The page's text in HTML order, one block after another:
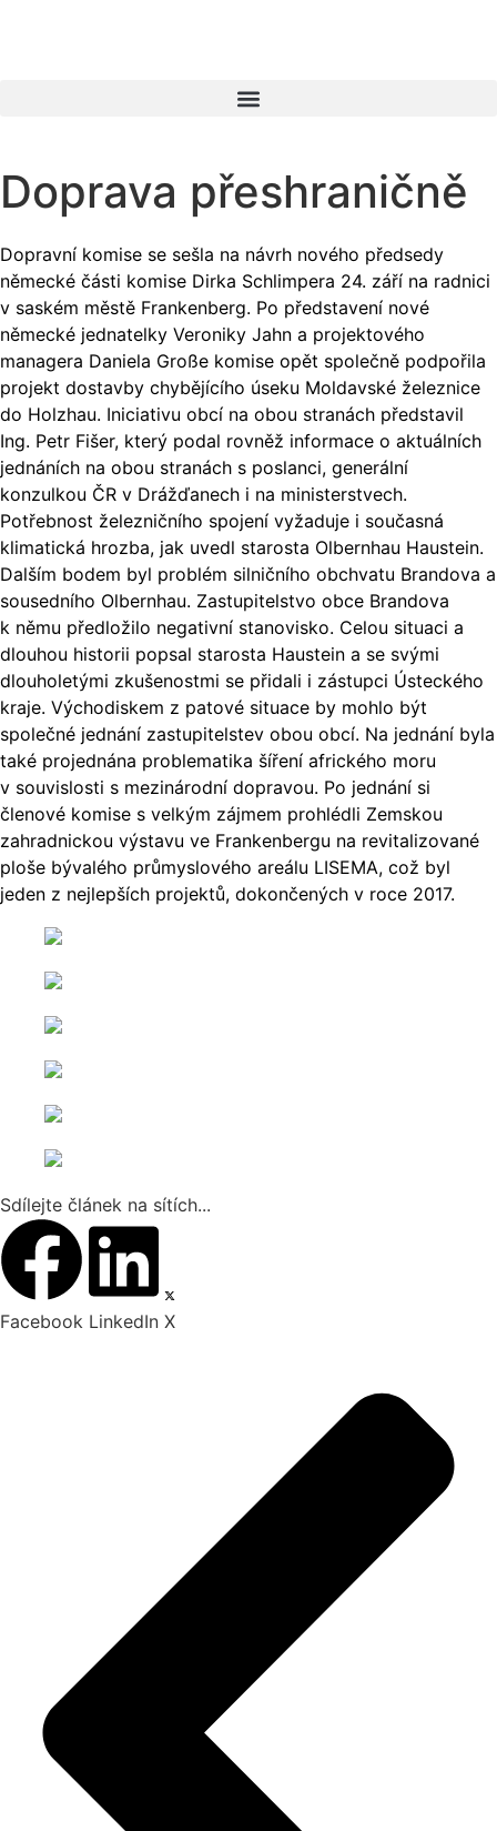
Doprava přeshraničně
Dopravní komise se sešla na návrh nového předsedy
německé části komise Dirka Schlimpera 24. září na radnici
v saském městě Frankenberg. Po představení nové
německé jednatelky Veroniky Jahn a projektového
managera Daniela Große komise opět společně podpořila
projekt dostavby chybějícího úseku Moldavské železnice
do Holzhau. Iniciativu obcí na obou stranách představil
Ing. Petr Fišer, který podal rovněž informace o aktuálních
jednáních na obou stranách s poslanci, generální
konzulkou ČR v Drážďanech i na ministerstvech.
Potřebnost železničního spojení vyžaduje i současná
klimatická hrozba, jak uvedl starosta Olbernhau Haustein.
Dalším bodem byl problém silničního obchvatu Brandova a
sousedního Olbernhau. Zastupitelstvo obce Brandova
k němu předložilo negativní stanovisko. Celou situaci a
dlouhou historii popsal starosta Haustein a se svými
dlouholetými zkušenostmi se přidali i zástupci Ústeckého
kraje. Východiskem z patové situace by mohlo být
společné jednání zastupitelstev obou obcí. Na jednání byla
také projednána problematika šíření afrického moru
v souvislosti s mezinárodní dopravou. Po jednání si
členové komise s velkým zájmem prohlédli Zemskou
zahradnickou výstavu ve Frankenbergu na revitalizované
ploše bývalého průmyslového areálu LISEMA, což byl
jeden z nejlepších projektů, dokončených v roce 2017.
Sdílejte článek na sítích...
Facebook LinkedIn X